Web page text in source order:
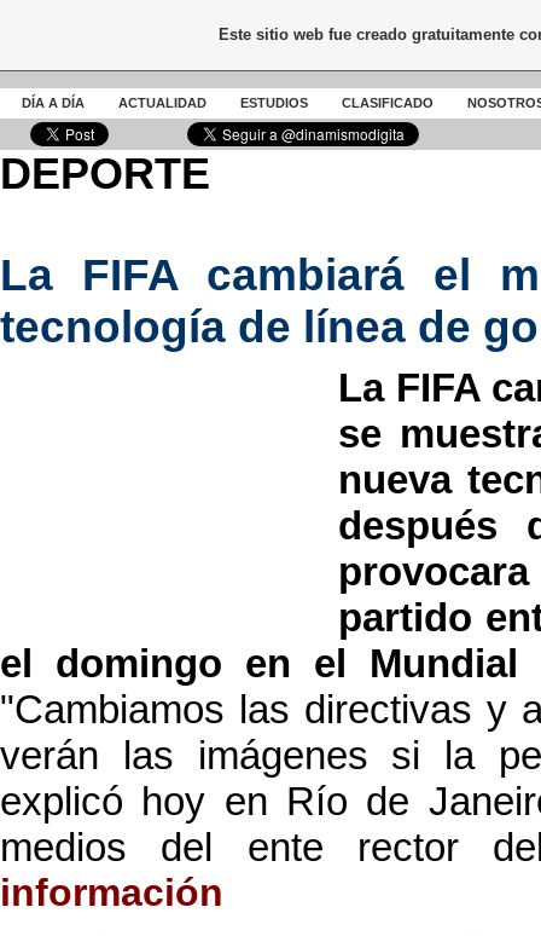
DÍA A DÍA ACTUALIDAD ESTUDIOS CLASIFICADO
DEPORTE
La FIFA cambiará el
tecnología de línea de
La FIFA
se
nueva
después
partido
el domingo en el
"Cambiamos las directivas y
verán las imágenes si la
explicó hoy en Río de
medios del ente rector
información
Este sitio web fue creado gratuitamente